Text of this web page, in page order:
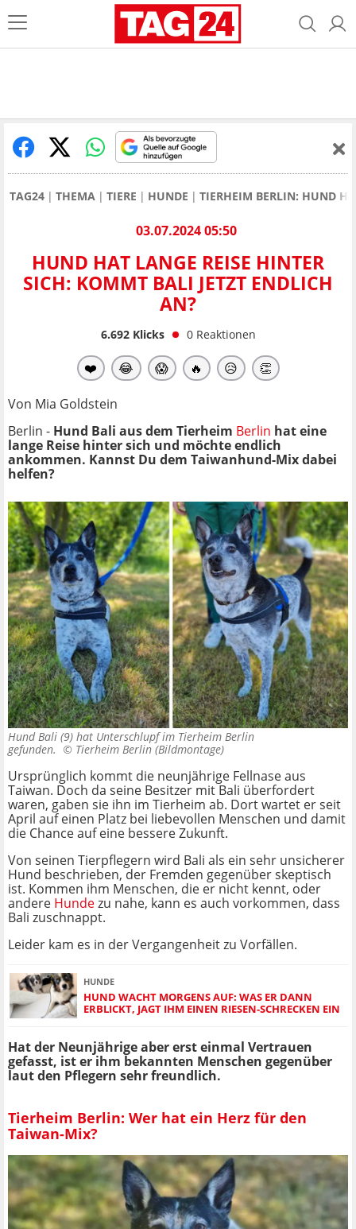
TAG24 THEMA TIERE HUNDE TIERHEIM BERLIN: HUND
03.07.2024 05:50
HUND HAT LANGE REISE HINTER
SICH: KOMMT BALI JETZT ENDLICH
AN?
6.692Klicks 0 Reaktionen
❤️ 😂 😱 🔥 😥 👏
Von Mia Goldstein
Berlin - Hund Bali aus dem Tierheim Berlin hat eine
lange Reise hinter sich und möchte endlich
ankommen. Kannst Du dem Taiwanhund-Mix dabei
helfen?
Hund Bali (9) hat Unterschlupf im Tierheim Berlin
gefunden. © Tierheim Berlin (Bildmontage)
Ursprünglich kommt die neunjährige Fellnase aus
Taiwan. Doch da seine Besitzer mit Bali überfordert
waren, gaben sie ihn im Tierheim ab. Dort wartet er seit
April auf einen Platz bei liebevollen Menschen und damit
die Chance auf eine bessere Zukunft.
Von seinen Tierpflegern wird Bali als ein sehr unsicherer
Hund beschrieben, der Fremden gegenüber skeptisch
ist. Kommen ihm Menschen, die er nicht kennt, oder
andere Hundezu nahe, kann es auch vorkommen, dass
Bali zuschnappt.
Leider kam es in der Vergangenheit zu Vorfällen.
HUNDE
HUND WACHT MORGENS AUF: WAS ER DANN
ERBLICKT, JAGT IHM EINEN RIESEN-SCHRECKEN EIN
Hat der Neunjährige aber erst einmal Vertrauen
gefasst, ist er ihm bekannten Menschen gegenüber
laut den Pflegern sehr freundlich.
Tierheim Berlin: Wer hat ein Herz für den
Taiwan-Mix?